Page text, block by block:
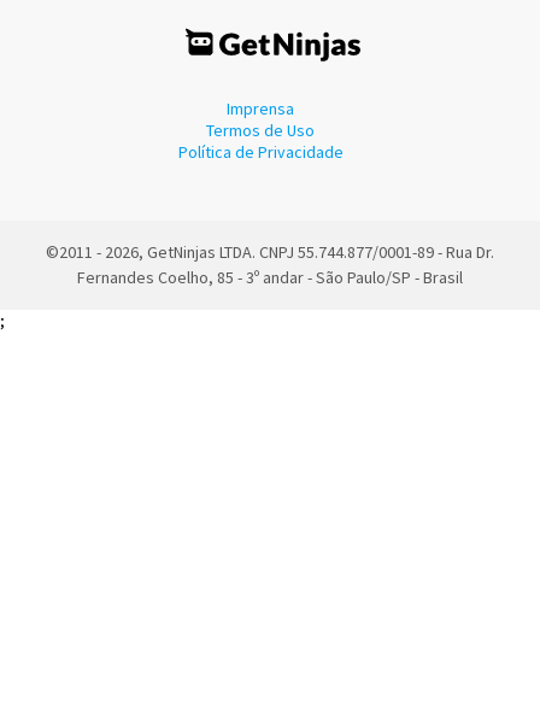
Imprensa
Termos de Uso
Política de Privacidade
©2011 - 2026, GetNinjas LTDA. CNPJ 55.744.877/0001-89 - Rua Dr.
Fernandes Coelho, 85 - 3º andar - São Paulo/SP - Brasil
;